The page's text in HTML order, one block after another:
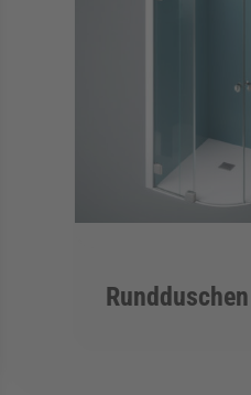
Rundduschen